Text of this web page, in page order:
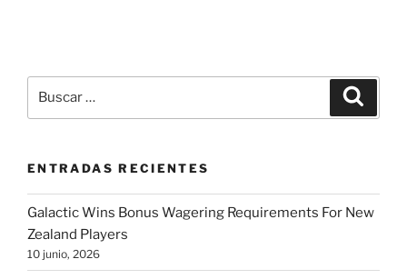
por:
ENTRADAS RECIENTES
Galactic Wins Bonus Wagering Requirements For New
Zealand Players
10 junio, 2026